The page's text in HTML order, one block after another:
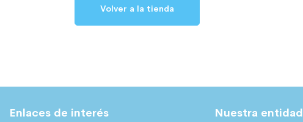
Volver a la tienda
Enlaces de interés Nuestra entidad